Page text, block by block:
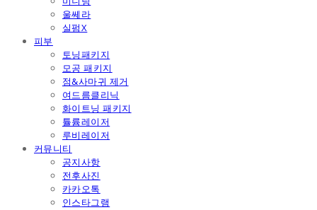
울쎄라
실펌X
피부
토닝패키지
모공 패키지
점&사마귀 제거
여드름클리닉
화이트닝 패키지
튤륨레이저
루비레이저
커뮤니티
공지사항
전후사진
카카오톡
인스타그램